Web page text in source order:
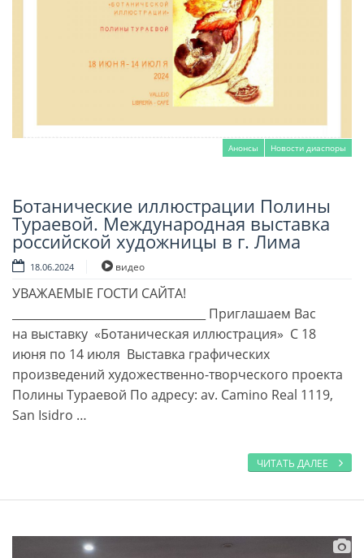
Анонсы Новости диаспоры
Читать далее
Ботанические иллюстрации Полины
Тураевой. Международная выставка
российской художницы в г. Лима
18.06.2024 видео
УВАЖАЕМЫЕ ГОСТИ САЙТА!
__________________________________ Приглашаем Вас
на выставку «Ботаническая иллюстрация» С 18
июня по 14 июля Выставка графических
произведений художественно-творческого проекта
Полины Тураевой По адресу: av. Camino Real 1119,
San Isidro …
ЧИТАТЬ ДАЛЕЕ